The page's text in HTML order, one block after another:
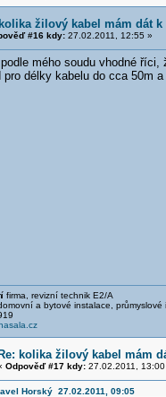
žilový kabel mám dát
#16 kdy:27.02.2011, 12:55 »
mého soudu vhodné
pro délky kabelu do cca 50m
í firma, revizní technik E2/A
a bytové instalace, průmyslové
Re: kolika žilový kabel mám
Odpověď #17 kdy:27.02.2011, 13:00
Horský 27.02.2011, 09:05